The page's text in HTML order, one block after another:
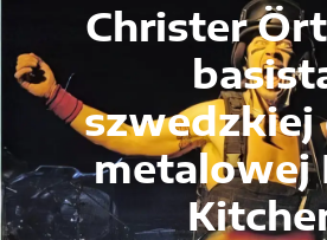
Christer
szwedzkiej
metalowej